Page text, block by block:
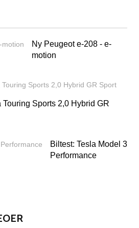
Ny Peugeot e-208 - e-
motion
Touring Sports 2,0 Hybrid GR
Biltest: Tesla Model 3
Performance